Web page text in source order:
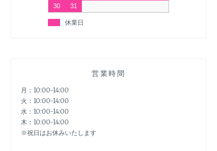
30
31
休業日
営業時間
月：10:00-14:00
火：10:00-14:00
水：10:00-14:00
木：10:00-14:00
※祝日はお休みいたします